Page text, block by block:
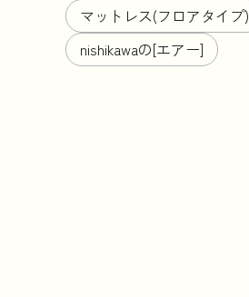
マットレス(フロアタイプ)
nishikawaの[エアー]